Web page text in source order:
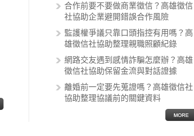
國家的人，所以沙文主義也廣泛應用
在種族歧視的說法，甚至還出現了男
性沙文…
合作前要不要做商業徵信？高雄徵信
社協助企業避開錯誤合作風險
監護權爭議只靠口頭指控有用嗎？高
雄徵信社協助整理親職照顧紀錄
網路交友遇到感情詐騙怎麼辦？高雄
徵信社協助保留金流與對話證據
離婚前一定要先蒐證嗎？高雄徵信社
協助整理協議前的關鍵資料